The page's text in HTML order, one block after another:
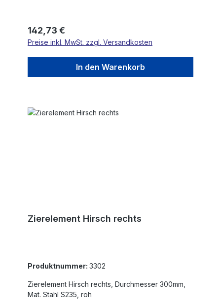
Regulärer Preis:
142,73 €
Preise inkl. MwSt. zzgl. Versandkosten
In den Warenkorb
Zierelement Hirsch rechts
Produktnummer: 3302
Zierelement Hirsch rechts, Durchmesser 300mm,
Mat. Stahl S235, roh